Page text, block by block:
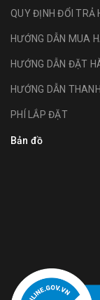
QUY ĐỊNH ĐỔI TRẢ
HƯỚNG DẪN MUA
HƯỚNG DẪN ĐẶT
HƯỚNG DẪN
PHÍ LẮP ĐẶT
Bản đồ